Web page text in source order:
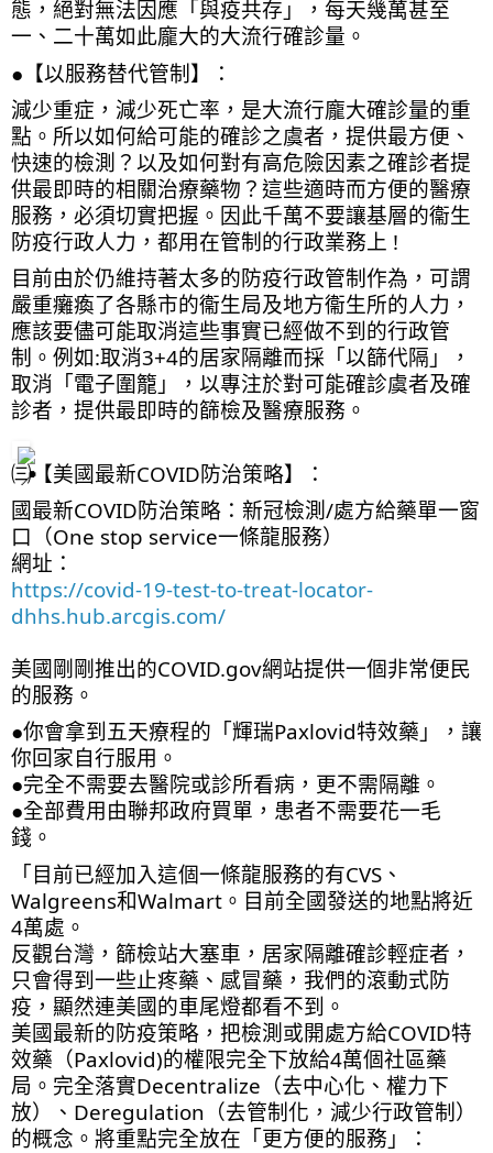
態，絕對無法因應「與疫共存」，每天幾萬甚至
一、二十萬如此龐大的大流行確診量。
●【以服務替代管制】：
減少重症，減少死亡率，是大流行龐大確診量的重
點。所以如何給可能的確診之虞者，提供最方便、
快速的檢測？以及如何對有高危險因素之確診者提
供最即時的相關治療藥物？這些適時而方便的醫療
服務，必須切實把握。因此千萬不要讓基層的衞生
防疫行政人力，都用在管制的行政業務上 !
目前由於仍維持著太多的防疫行政管制作為，可謂
嚴重癱瘓了各縣市的衞生局及地方衞生所的人力，
應該要儘可能取消這些事實已經做不到的行政管
制。例如:取消3+4的居家隔離而採「以篩代隔」，
取消「電子圍籠」，以專注於對可能確診虞者及確
診者，提供最即時的篩檢及醫療服務。
㈢【美國最新COVID防治策略】：
國最新COVID防治策略：新冠檢測/處方給藥單一窗
口（One stop service一條龍服務）
網址：
https://covid-19-test-to-treat-locator-
dhhs.hub.arcgis.com/
美國剛剛推出的COVID.gov網站提供一個非常便民
的服務。
●你會拿到五天療程的「輝瑞Paxlovid特效藥」，讓
你回家自行服用。
●完全不需要去醫院或診所看病，更不需隔離。
●全部費用由聯邦政府買單，患者不需要花一毛
錢。
「目前已經加入這個一條龍服務的有CVS、
Walgreens和Walmart。目前全國發送的地點將近
4萬處。
反觀台灣，篩檢站大塞車，居家隔離確診輕症者，
只會得到一些止疼藥、感冒藥，我們的滾動式防
疫，顯然連美國的車尾燈都看不到。
美國最新的防疫策略，把檢測或開處方給COVID特
效藥（Paxlovid)的權限完全下放給4萬個社區藥
局。完全落實Decentralize（去中心化、權力下
放）、Deregulation（去管制化，減少行政管制）
的概念。將重點完全放在「更方便的服務」：